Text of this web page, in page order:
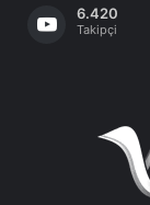
6.420
Takipçi